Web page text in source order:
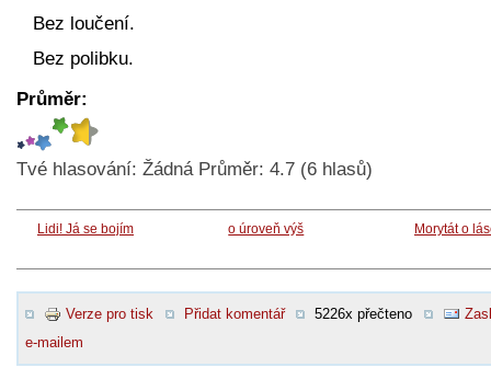
Bez loučení.
Bez polibku.
Průměr:
Tvé hlasování: Žádná Průměr: 4.7 (6 hlasů)
Lidi! Já se bojím o úroveň výš Morytát o
Verze pro tisk Přidat komentář 5226x přečteno
e-mailem